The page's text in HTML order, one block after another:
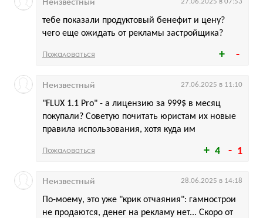
тебе показали продуктовый бенефит и цену?
чего еще ожидать от рекламы застройщика?
Пожаловаться
4 1
"FLUX 1.1 Pro" - а лицензию за 999$ в месяц
покупали? Советую почитать юристам их новые
правила использования, хотя куда им
Неизвестный 27.06.2025 в 11:10
Пожаловаться
По-моему, это уже "крик отчаяния": гамнострои
не продаются, денег на рекламу нет... Скоро от
Неизвестный 28.06.2025 в 14:18